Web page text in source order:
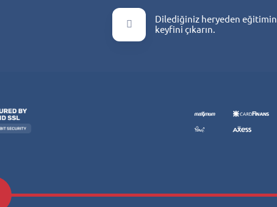
Dilediğiniz heryeden eğitimin
keyfini çıkarın.